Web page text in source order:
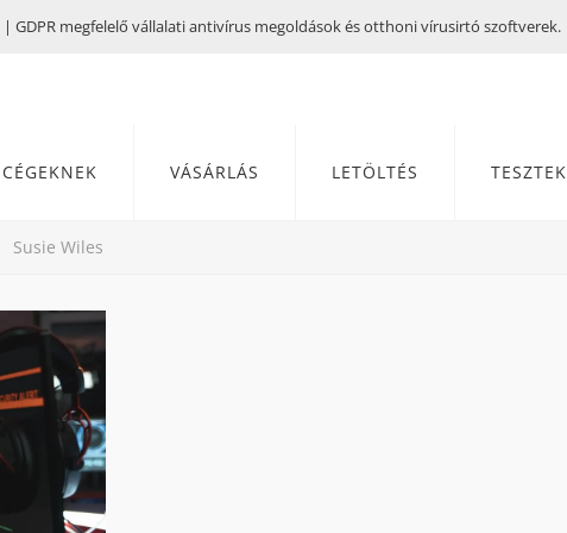
| GDPR megfelelő vállalati antivírus megoldások és otthoni vírusirtó szoftverek.
CÉGEKNEK VÁSÁRLÁS LETÖLTÉS TESZTEK
Susie Wiles